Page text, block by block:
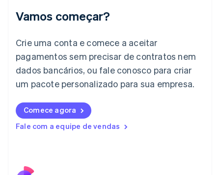
Vamos começar?
Crie uma conta e comece a aceitar
pagamentos sem precisar de contratos nem
dados bancários, ou fale conosco para criar
um pacote personalizado para sua empresa.
Comece agora
Fale com a equipe de vendas
Irlanda
Itália
English
Japão
日本語English
Letônia
Liechtenstein
Deutsch English
Lituânia
English
English